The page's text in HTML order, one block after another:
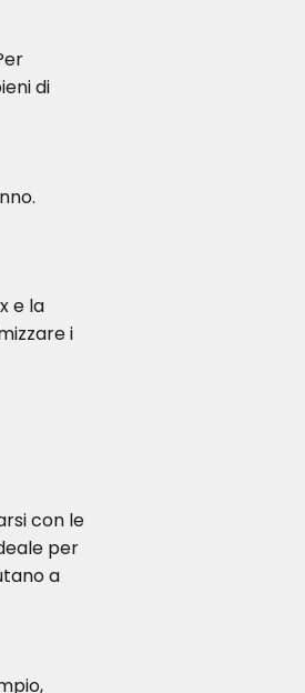
di
e la
i
con le
per
a